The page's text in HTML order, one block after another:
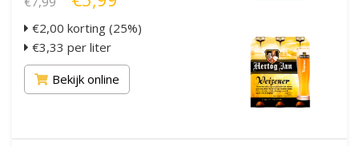
€2,00 korting (25%)
€3,33 per liter
Bekijk online